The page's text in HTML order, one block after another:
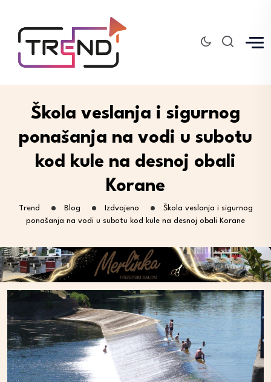
Škola veslanja i sigurnog
ponašanja na vodi u subotu
kod kule na desnoj obali
Korane
Trend Blog Izdvojeno
Škola veslanja i sigurnog
ponašanja na vodi u subotu kod kule na desnoj obali Korane